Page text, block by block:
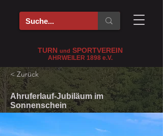
TURN und SPORTVEREIN
AHRWEILER 1898 e.V.
< Zurück
Ahruferlauf-Jubiläum im
Sonnenschein